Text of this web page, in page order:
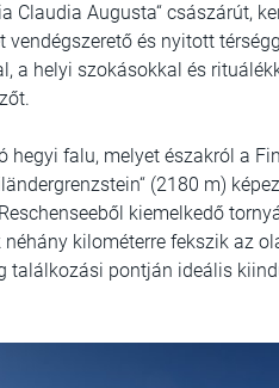
Claudia Augusta“ császárút,
és nyitott
a helyi szokásokkal és
falu, melyet északról a
(2180 m)
kiemelkedő
kilométerre fekszik az
találkozási pontján ideális